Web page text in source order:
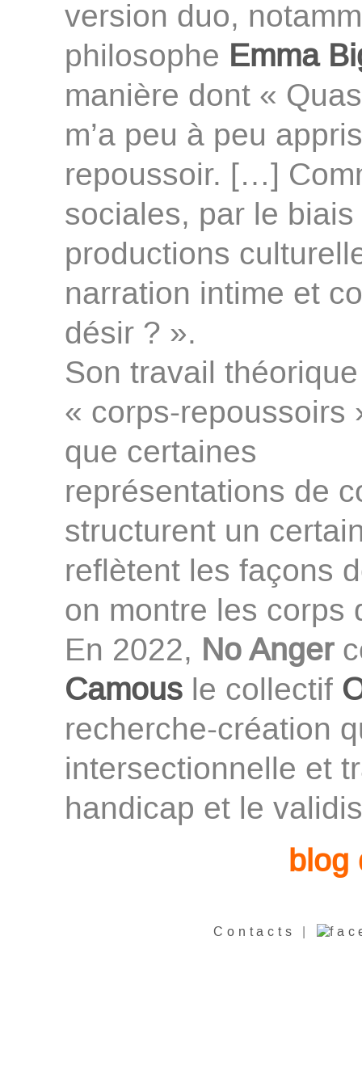
version duo,
philosophe Emma
manière dont «
m’a peu à peu
repoussoir. […]
sociales, par le
productions
narration intime et
désir ? ».
Son travail
« corps-repoussoirs
que certaines
représentations de
structurent un
reflètent les façons
on montre les corps
En 2022, No Anger
Camous le collectif
recherche-création
intersectionnelle et
handicap et le
blog
Contacts |